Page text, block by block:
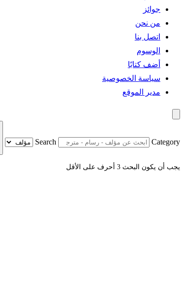
جوائز
من نحن
اتصل بنا
الوسوم
أضف كتابًا
سياسة الخصوصية
مدير الموقع
Search Category
يجب أن يكون البحث 3 أحرف على الأقل